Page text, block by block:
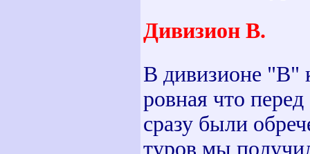
Дивизион B.
В дивизионе "В"
ровная что
сразу были
туров мы